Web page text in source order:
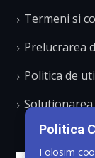
Termeni si
Prelucrarea
Politica de
Politica
Folosim